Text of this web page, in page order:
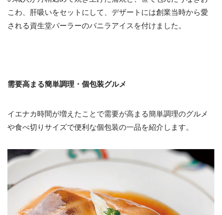
こわ、肝吸いをセットにして、デザートには創業当時から愛
される資生堂パーラーのバニラアイスを付けました。
需要高まる簡単調理・個包装グルメ
イエナカ時間が増えたことで需要が高まる簡単調理のグルメ
や食べ切りサイズで便利な個包装の一品を紹介します。